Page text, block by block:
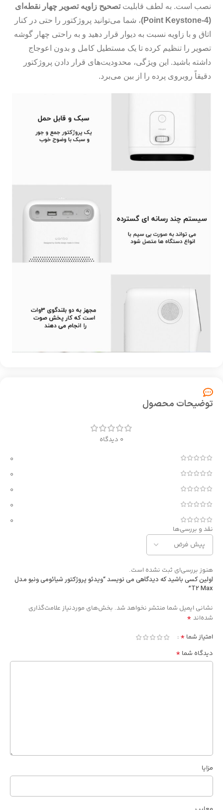
نصب است. به لطف قابلیتتصحیح زاویه تصویر چهار نقطه‌ای
(4-Point Keystone)
، شما می‌توانید پروژکتور را حتی در کنار
اتاق و با زاویه نسبت به دیوار قرار دهید و به راحتی چهار گوشه
تصویر را تنظیم کرده تا یک مستطیل کامل و بدون اعوجاج
داشته باشید. این ویژگی، محدودیت‌های قرار دادن پروژکتور
دقیقاً روبروی پرده را از بین می‌برد.
توضیحات محصول
0 دیدگاه
0
0
0
0
0
نقد و بررسی‌ها
هنوز بررسی‌ای ثبت نشده است.
اولین کسی باشید که دیدگاهی می نویسد “ویدئو پروژکتور شیائومی ونبو مدل
T2 Max”
نشانی ایمیل شما منتشر نخواهد شد. بخش‌های موردنیاز علامت‌گذاری
شده‌اند *
امتیاز شما *
دیدگاه شما *
مزایا
Alternative: